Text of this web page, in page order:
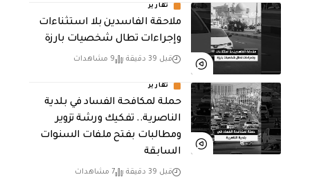
تقارير
ملاحقة الفاسدين بلا استثناءات
وإجراءات تطال شخصيات بارزة
قبل 39 دقيقة 9 مشاهدات
تقارير
حملة لمكافحة الفساد في بلدية
الناصرية.. تفكيك ورشة تزوير
ومطالبات بفتح ملفات السنوات
السابقة
قبل 39 دقيقة 7 مشاهدات